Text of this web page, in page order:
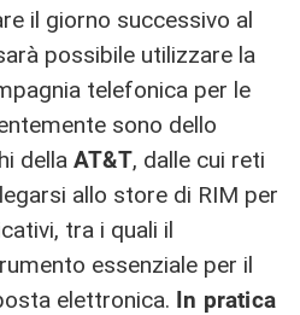
il giorno successivo al
possibile utilizzare la
telefonica per le
sono dello
della AT&T, dalle cui reti
allo store di RIM per
tra i quali il
essenziale per il
elettronica. In pratica